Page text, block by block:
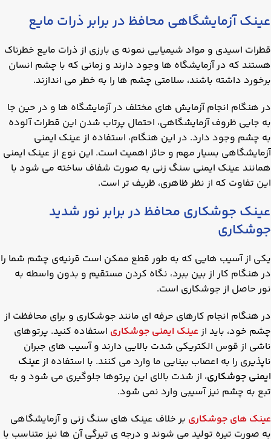
عینک آزمایشگاهی محافظ در برابر ذرات مایع
قطرات اسیدی و مواد شیمیایی نمونه ی بارزی از ذرات مایع خطرناک
هستند که در آزمایشگاه ها وجود دارند و زمانی که با چشم انسان
برخورد داشته باشند، سلامتی چشم ها را به خطر می اندازند.
در هنگام انجام آزمایش های مختلف در آزمایشگاه ها و در حین جا
به جایی ظروف آزمایشگاهی، احتمال پرتاب شدن این قطرات آلوده
به چشم وجود دارد. در این هنگام، استفاده از عینک ایمنی
آزمایشگاهی بسیار مهم و حائز اهمیت است. این نوع از عینک ایمنی
همانند عینک ایمنی سنگ زنی به صورت شفاف ساخته می شود با
این تفاوت که از نظر ظاهری، ظریف تر است.
عینک جوشکاری محافظ در برابر نور شدید
جوشکاری
یکی از آسیب هایی که به طور قطع ممکن است قرنیه‌ی چشم شما را
در هنگام کار از بین ببرد، نگاه کردن مستقیم و بدون واسطه به
نور حاصل از جوشکاری است.
در هنگام انجام کارهای حرفه ای مانند جوشکاری و برای محافظت از
چشم خود، باید ازعینک ایمنی جوشکاری استفاده کنید. پرتوهای
ناشی از قوس الکتریکی شدت بالایی دارند و آسیب های جبران
ناپذیری را به اعصاب بینایی ما وارد می کنند. با استفاده ازعینک
ایمنی جوشکاری، از شدت بالای این پرتوها جلوگیری می شود و به
تبع به چشم نیز آسیبی وارد نمی شود.
عینک های جوشکاری بر خلاف عینک های سنگ زنی و آزمایشگاهی
به صورت تیره تولید می شوند و درجه ی تیرگی آن ها نیز متناسب با